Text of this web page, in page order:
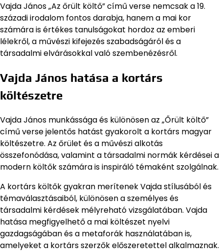
Vajda János „Az őrült költő” című verse nemcsak a 19.
századi irodalom fontos darabja, hanem a mai kor
számára is értékes tanulságokat hordoz az emberi
lélekről, a művészi kifejezés szabadságáról és a
társadalmi elvárásokkal való szembenézésről.
Vajda János hatása a kortárs
költészetre
Vajda János munkássága és különösen az „Őrült költő”
című verse jelentős hatást gyakorolt a kortárs magyar
költészetre. Az őrület és a művészi alkotás
összefonódása, valamint a társadalmi normák kérdései a
modern költők számára is inspiráló témaként szolgálnak.
A kortárs költők gyakran merítenek Vajda stílusából és
témaválasztásaiból, különösen a személyes és
társadalmi kérdések mélyreható vizsgálatában. Vajda
hatása megfigyelhető a mai költészet nyelvi
gazdagságában és a metaforák használatában is,
amelyeket a kortárs szerzők előszeretettel alkalmaznak.